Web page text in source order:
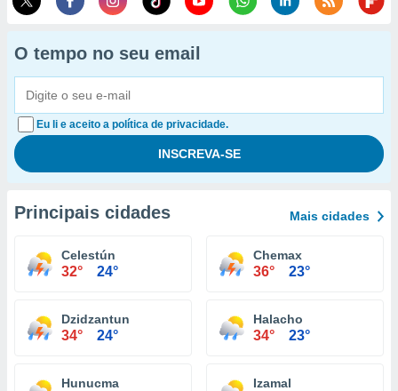
O tempo no seu email
Eu li e aceito a política de privacidade.
Principais cidades Mais cidades
Celestún
32° 24°
Chemax
36° 23°
Dzidzantun
34° 24°
Halacho
34° 23°
Hunucma Izamal